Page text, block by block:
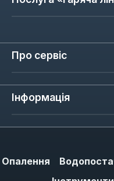
Про сервіс
Інформація
Опалення